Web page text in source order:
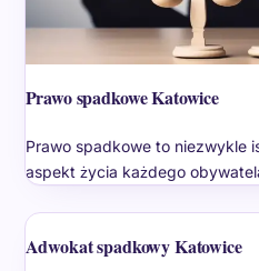
Prawo spadkowe Katowice
Prawo spadkowe to niezwykle
aspekt życia każdego
Adwokat spadkowy Katowice